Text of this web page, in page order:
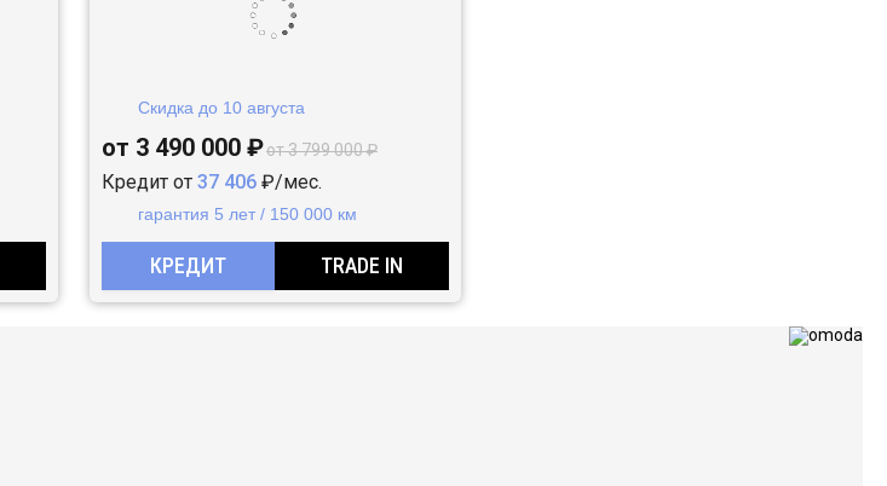
Скидка до 10 августа
от 3 490 000 ₽от 3 799 000 ₽
Кредит от 37 406 ₽/мес.
гарантия 5 лет / 150 000 км
КРЕДИТ TRADE IN